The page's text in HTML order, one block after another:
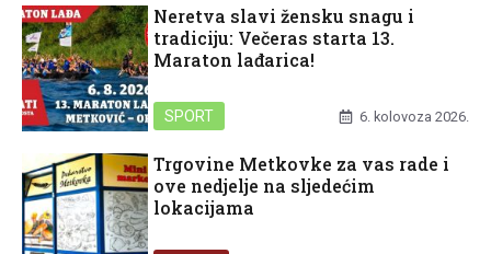
Neretva slavi žensku snagu i
tradiciju: Večeras starta 13.
Maraton lađarica!
SPORT 6. kolovoza 2026.
Trgovine Metkovke za vas rade i
ove nedjelje na sljedećim
lokacijama